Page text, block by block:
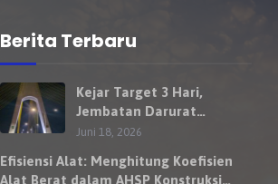
Berita Terbaru
Kejar Target 3 Hari,
Jembatan Darurat
Nelayan Rumbai Mulai
Besok
Juni 18, 2026
Efisiensi Alat: Menghitung Koefisien
Alat Berat dalam AHSP Konstruksi